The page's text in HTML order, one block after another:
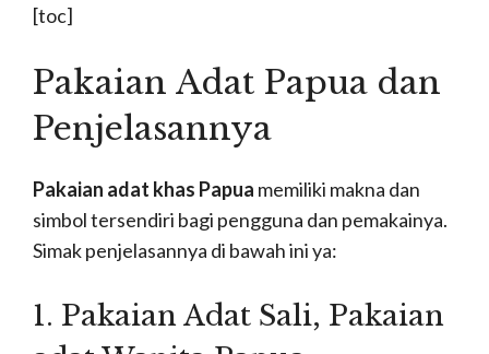
[toc]
Pakaian Adat Papua dan
Penjelasannya
Pakaian adat khas Papua memiliki makna dan
simbol tersendiri bagi pengguna dan pemakainya.
Simak penjelasannya di bawah ini ya:
1. Pakaian Adat Sali, Pakaian